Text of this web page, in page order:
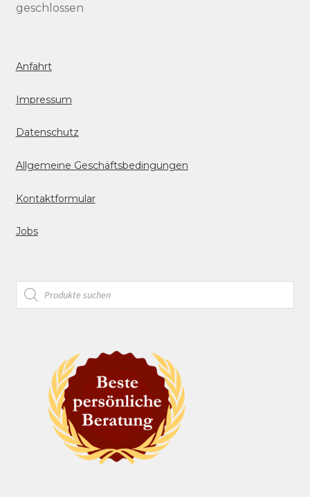
geschlossen
Anfahrt
Impressum
Datenschutz
Allgemeine Geschäftsbedingungen
Kontaktformular
Jobs
Products
search